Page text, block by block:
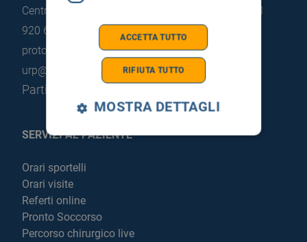
Centralino: +39 0921 920 111
Portineria: +39 0921
920 663
protocollo@pec.hsrgiglio.it info@hsrgiglio.it
urp@hsrgiglio.it
Partita IVA: 05205490823
SERVIZI AL PAZIENTE
Orari sportelli
Orari visite
Referti online
Pronto Soccorso
Percorso chirurgico live
ACCETTA TUTTO
RIFIUTA TUTTO
MOSTRA DETTAGLI